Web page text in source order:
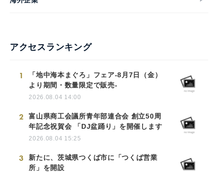
アクセスランキング
1
「地中海本まぐろ」フェア-8月7日（金）
より期間・数量限定で販売-
2026.08.04 14:00
2
富山県商工会議所青年部連合会 創立50周
年記念祝賀会 「DJ盆踊り」を開催します
2026.08.04 15:25
3
新たに、茨城県つくば市に「つくば営業
所」を開設